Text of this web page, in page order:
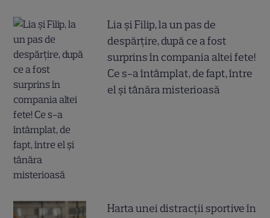
Lia și Filip, la un pas de
despărțire, după ce a fost
surprins în compania altei fete!
Ce s-a întâmplat, de fapt, între
el și tânăra misterioasă
Harta unei distracții sportive în